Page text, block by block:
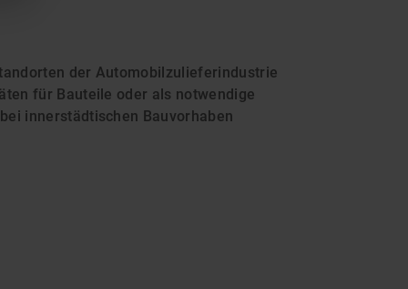
der Automobilzulieferindustrie
für Bauteile oder als notwendige
innerstädtischen Bauvorhaben